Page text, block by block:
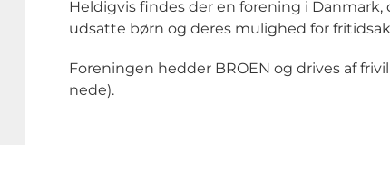
Heldigvis findes der en forening i
udsatte børn og deres mulighed for
Foreningen hedder BROEN og drives af
nede).